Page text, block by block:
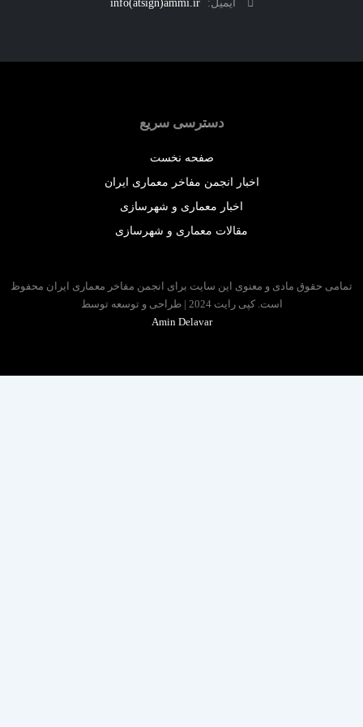
ایمیل:
info(atsign)ammi.ir
دسترسی سریع
صفحه نخست
اخبار انجمن مفاخر معماری ایران
اخبار معماری و شهرسازی
مقالات معماری و شهرسازی
حقوق مادی و معنوی این سایت برای انجمن مفاخر معماری ایران محفوظ
است. کپی رایت 2024 | طراحی و توسعه توسط
Amin Delavar